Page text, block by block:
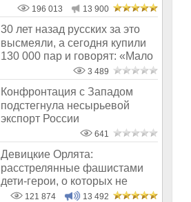
и бесплодным
196 013 13 900
30 лет назад русских за это
высмеяли, а сегодня купили
130 000 пар и говорят: «Мало
3 489
Конфронтация с Западом
подстегнула несырьевой
экспорт России
641
Девицкие Орлята:
расстрелянные фашистами
дети-герои, о которых не
рассказывают в шк
121 874 13 492